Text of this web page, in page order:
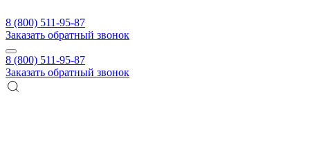
8 (800) 511-95-87
Заказать обратный звонок
8 (800) 511-95-87
Заказать обратный звонок